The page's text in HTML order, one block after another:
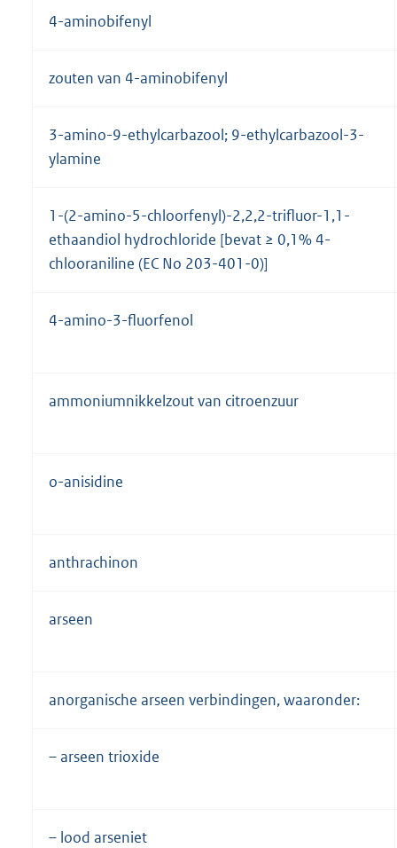
4-aminobifenyl
zouten van 4-aminobifenyl
3-amino-9-ethylcarbazool; 9-ethylcarbazool-3-
ylamine
1-(2-amino-5-chloorfenyl)-2,2,2-trifluor-1,1-
ethaandiol hydrochloride [bevat ≥ 0,1% 4-
chlooraniline (EC No 203-401-0)]
4-amino-3-fluorfenol
ammoniumnikkelzout van citroenzuur
o-anisidine
anthrachinon
arseen
anorganische arseen verbindingen, waaronder:
– arseen trioxide
– lood arseniet